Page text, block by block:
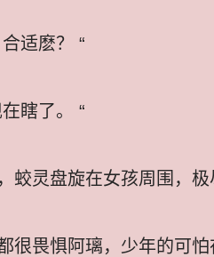
适麽？ “
瞎了。 “
蛟灵盘旋在女孩周围，极
很畏惧阿璃，少年的可